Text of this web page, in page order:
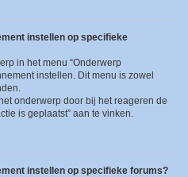
instellen op specifieke
in het menu “Onderwerp
instellen. Dit menu is zowel
onderwerp door bij het reageren de
is geplaatst” aan te vinken.
instellen op specifieke forums?